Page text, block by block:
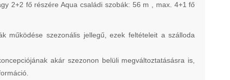
2+2 fő részére Aqua családi szobák: 56 m , max. 4+1 fő
működése szezonális jellegű, ezek feltételeit a szálloda
akár szezonon belüli megváltoztatásásra is,